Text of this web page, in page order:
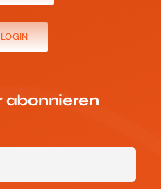
LOGIN
abonnieren